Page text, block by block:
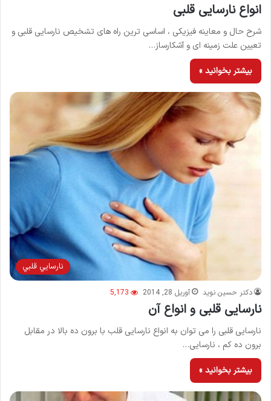
انواع نارسایی قلبی
شرح حال و معاینه فیزیکی ، اساسی ترین راه های تشخیص نارسایی قلبی و
تعیین علت زمینه ای و آشکارساز…
بیشتر بخوانید »
نارسايي قلبي
دکتر حسین نوید آوریل 28, 2014 5,173
نارسایی قلبی و انواع آن
نارسایی قلبی را می توان به انواع نارسایی قلب با برون ده بالا در مقابل
برون ده کم ، نارسایی…
بیشتر بخوانید »